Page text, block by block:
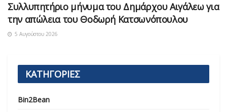
Συλλυπητήριο μήνυμα του Δημάρχου Αιγάλεω για
την απώλεια του Θοδωρή Κατσωνόπουλου
5 Αυγούστου 2026
ΚΑΤΗΓΟΡΙΕΣ
Bin2Bean